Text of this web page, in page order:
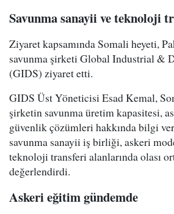
Savunma sanayii ve teknoloji
Ziyaret kapsamında Somali heyeti,
savunma şirketi Global Industrial &
(GIDS) ziyaret etti.
GIDS Üst Yöneticisi Esad Kemal,
şirketin savunma üretim kapasitesi,
güvenlik çözümleri hakkında bilgi
savunma sanayii iş birliği, askeri
teknoloji transferi alanlarında olası
değerlendirdi.
Askeri eğitim gündemde